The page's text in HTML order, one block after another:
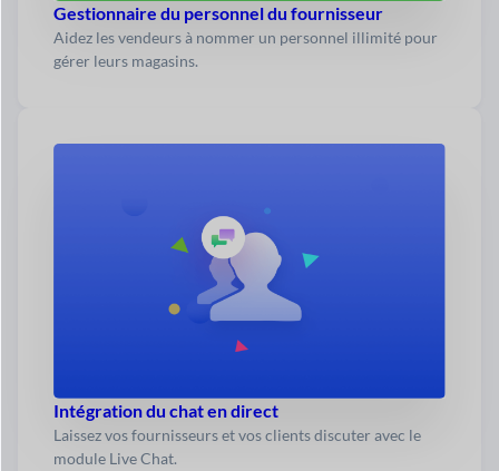
Gestionnaire du personnel du fournisseur
Aidez les vendeurs à nommer un personnel illimité pour
gérer leurs magasins.
Intégration du chat en direct
Laissez vos fournisseurs et vos clients discuter avec le
module Live Chat.